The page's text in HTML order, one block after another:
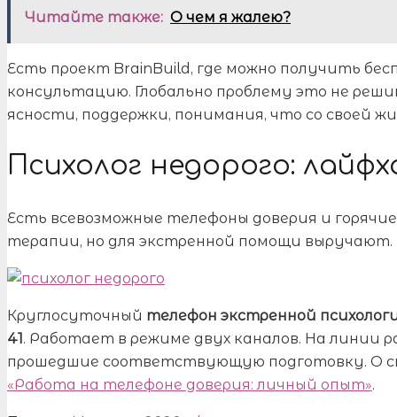
Читайте также: О чем я жалею?
Есть проект BrainBuild, где можно получить
консультацию. Глобально проблему это не
ясности, поддержки, понимания, что со своей
Психолог недорого:
Есть всевозможные телефоны доверия и
терапии, но для экстренной помощи выручают.
Круглосуточный телефон экстренной
41 . Работает в режиме двух каналов. На линии
прошедшие соответствующую подготовку. О
«Работа на телефоне доверия: личный опыт».